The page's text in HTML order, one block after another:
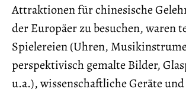
Attraktionen für chinesische
der Europäer zu besuchen, waren
Spielereien (Uhren,
perspektivisch gemalte Bilder,
u.a.), wissenschaftliche Geräte